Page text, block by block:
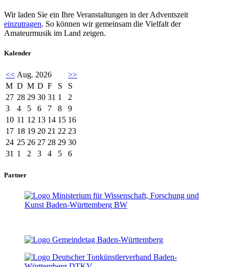
Wir laden Sie ein Ihre Veranstaltungen in der Adventszeit
einzutragen. So können wir gemeinsam die Vielfalt der
Amateurmusik im Land zeigen.
Kalender
<< Aug. 2026
>>
M D M D F S
S
27 28 29 30 31 1
2
3
4 5 6 7 8
9
10 11 12 13 14 15 16
17 18 19 20 21 22 23
24 25 26 27 28 29 30
31 1 2 3 4 5 6
Partner